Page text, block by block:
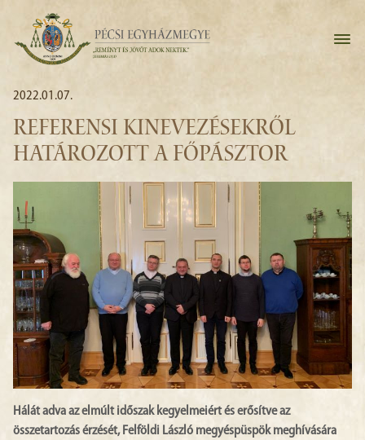
2022.01.07.
REFERENSI KINEVEZÉSEKRŐL
HATÁROZOTT A FŐPÁSZTOR
Hálát adva az elmúlt időszak kegyelmeiért és erősítve az
összetartozás érzését, Felföldi László megyéspüspök meghívására